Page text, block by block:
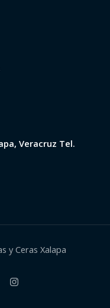
Veracruz Tel.
y Ceras Xalapa